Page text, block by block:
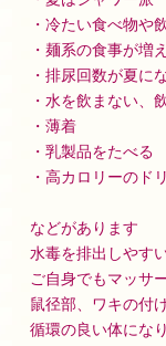
・冷たい食べ物や
・麺系の食事が増
・排尿回数が夏に
・水を飲まない、
・薄着
・乳製品をたべる
・高カロリーのド
などがあります
水毒を排出しやす
ご自身でもマッサ
鼠径部、ワキの付
循環の良い体にな